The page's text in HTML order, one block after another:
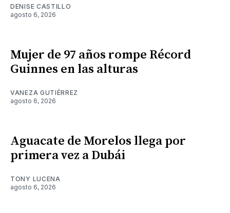
DENISE CASTILLO
agosto 6, 2026
Mujer de 97 años rompe Récord
Guinnes en las alturas
VANEZA GUTIÉRREZ
agosto 6, 2026
Aguacate de Morelos llega por
primera vez a Dubái
TONY LUCENA
agosto 6, 2026